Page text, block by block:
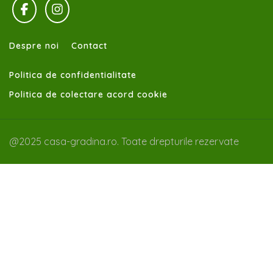
Despre noi Contact
Politica de confidentialitate
Politica de colectare acord cookie
@2025 casa-gradina.ro. Toate drepturile rezervate